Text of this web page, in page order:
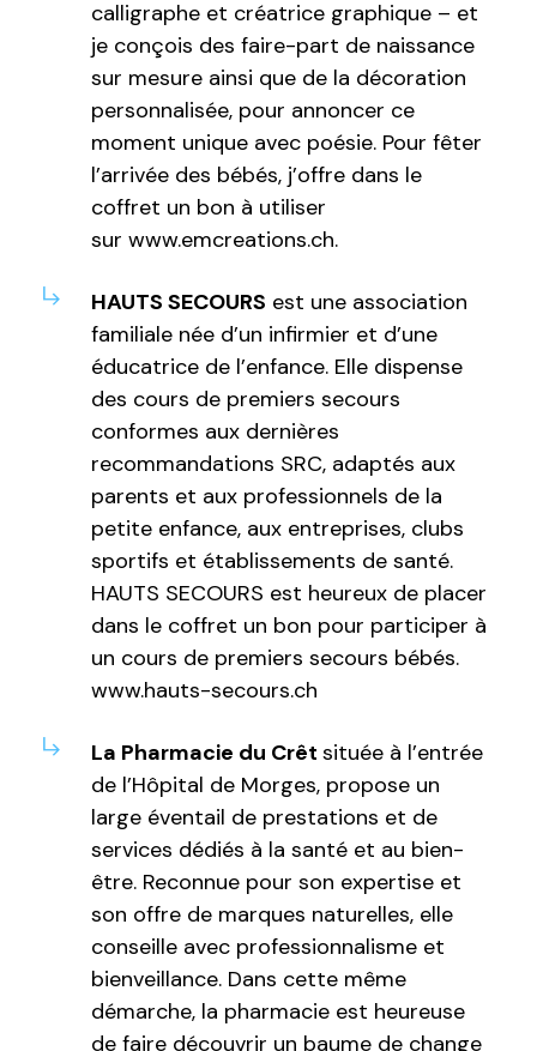
calligraphe et créatrice graphique – et
je conçois des faire-part de naissance
sur mesure ainsi que de la décoration
personnalisée, pour annoncer ce
moment unique avec poésie. Pour fêter
l’arrivée des bébés, j’offre dans le
coffret un bon à utiliser
sur www.emcreations.ch.
HAUTS SECOURS est une association
familiale née d’un infirmier et d’une
éducatrice de l’enfance. Elle dispense
des cours de premiers secours
conformes aux dernières
recommandations SRC, adaptés aux
parents et aux professionnels de la
petite enfance, aux entreprises, clubs
sportifs et établissements de santé.
HAUTS SECOURS est heureux de placer
dans le coffret un bon pour participer à
un cours de premiers secours bébés.
www.hauts-secours.ch
La Pharmacie du Crêt située à l’entrée
de l’Hôpital de Morges, propose un
large éventail de prestations et de
services dédiés à la santé et au bien-
être. Reconnue pour son expertise et
son offre de marques naturelles, elle
conseille avec professionnalisme et
bienveillance. Dans cette même
démarche, la pharmacie est heureuse
de faire découvrir un baume de change